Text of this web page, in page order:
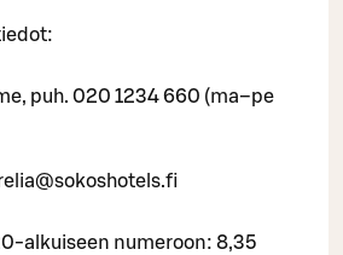
puh. 020 1234 660 (ma–pe
alkuiseen numeroon: 8,35